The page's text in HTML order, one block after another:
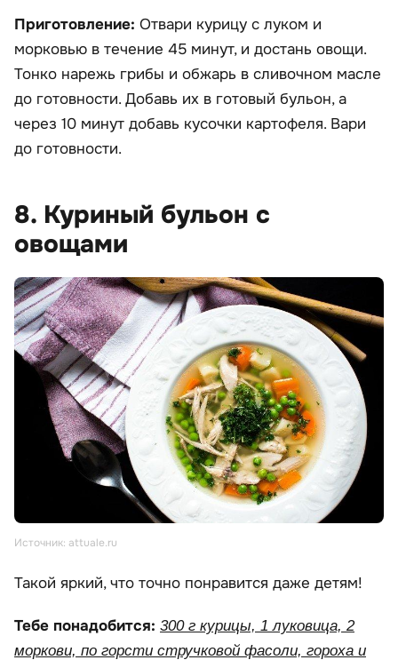
Приготовление: Отвари курицу с луком и
морковью в течение 45 минут, и достань овощи.
Тонко нарежь грибы и обжарь в сливочном масле
до готовности. Добавь их в готовый бульон, а
через 10 минут добавь кусочки картофеля. Вари
до готовности.
8. Куриный бульон с
овощами
Источник: attuale.ru
Такой яркий, что точно понравится даже детям!
Тебе понадобится: 300 г курицы, 1 луковица, 2
моркови, по горсти стручковой фасоли, гороха и